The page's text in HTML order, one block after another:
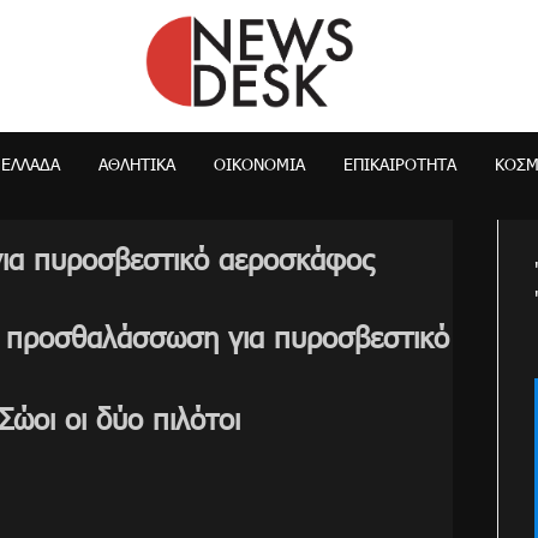
NewsDesk
ΕΛΛΆΔΑ ΑΘΛΗΤΙΚΑ ΟΙΚΟΝΟΜΊΑ ΕΠΙΚΑΙΡΌΤΗΤΑ
πυροσβεστικό αεροσκάφος
προσθαλάσσωση για πυροσβεστικό
οι δύο πιλότοι